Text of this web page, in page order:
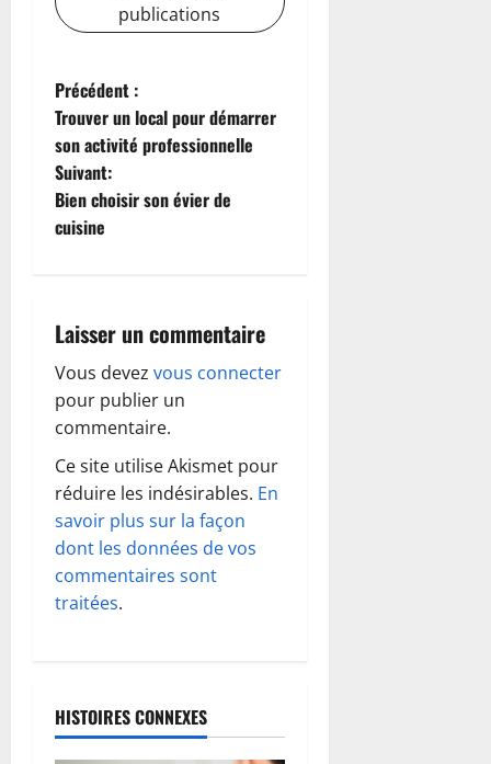
publications
N
a
v
i
a
t
i
o
n
d
’
t
Précédent :
Trouver un local pour démarrer
son activité professionnelle
Suivant:
Bien choisir son évier de
cuisine
Laisser un commentaire
Vous devez vous connecter
pour publier un
commentaire.
Ce site utilise Akismet pour
réduire les indésirables. En
savoir plus sur la façon
dont les données de vos
commentaires sont
traitées.
HISTOIRES CONNEXES